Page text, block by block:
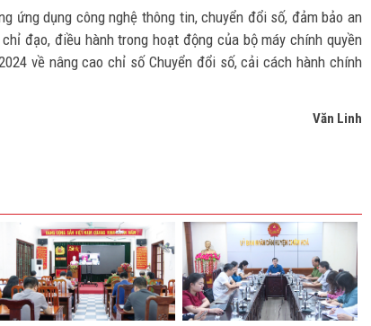
ứng dụng công nghệ thông tin, chuyển đổi số, đảm bảo an
đạo, điều hành trong hoạt động của bộ máy chính quyền
về nâng cao chỉ số Chuyển đổi số, cải cách hành chính
Văn Linh